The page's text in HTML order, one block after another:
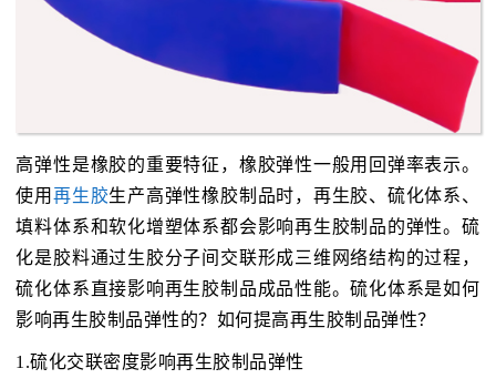
高弹性是橡胶的重要特征，橡胶弹性一般用回弹率表示。
使用再生胶生产高弹性橡胶制品时，再生胶、硫化体系、
填料体系和软化增塑体系都会影响再生胶制品的弹性。硫
化是胶料通过生胶分子间交联形成三维网络结构的过程，
硫化体系直接影响再生胶制品成品性能。硫化体系是如何
影响再生胶制品弹性的？如何提高再生胶制品弹性？
1.硫化交联密度影响再生胶制品弹性